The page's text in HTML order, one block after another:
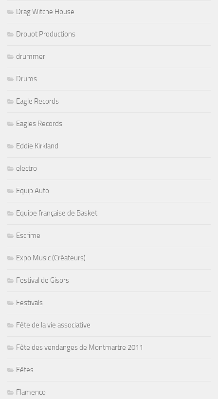
Drag Witche House
Drouot Productions
drummer
Drums
Eagle Records
Eagles Records
Eddie Kirkland
electro
Equip Auto
Equipe française de Basket
Escrime
Expo Music (Créateurs)
Festival de Gisors
Festivals
Fête de la vie associative
Fête des vendanges de Montmartre 2011
Fêtes
Flamenco